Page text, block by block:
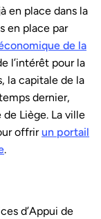
en place dans la
en place par
de la
l’intérêt pour la
la capitale de la
dernier,
Liège. La ville
offrirun portail
.
d’Appui de